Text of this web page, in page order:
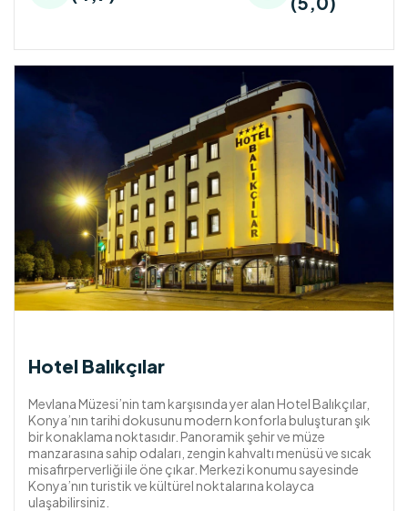
Hotel Balıkçılar
Mevlana Müzesi’nin tam karşısında yer alan Hotel Balıkçılar,
Konya’nın tarihi dokusunu modern konforla buluşturan şık
bir konaklama noktasıdır. Panoramik şehir ve müze
manzarasına sahip odaları, zengin kahvaltı menüsü ve sıcak
misafirperverliği ile öne çıkar. Merkezi konumu sayesinde
Konya’nın turistik ve kültürel noktalarına kolayca
ulaşabilirsiniz.